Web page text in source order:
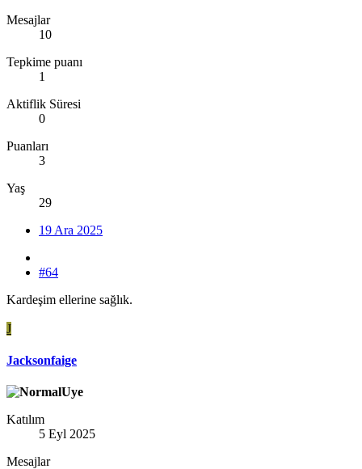
Mesajlar
10
Tepkime puanı
1
Aktiflik Süresi
0
Puanları
3
Yaş
29
19 Ara 2025
#64
Kardeşim ellerine sağlık.
J
Jacksonfaige
Katılım
5 Eyl 2025
Mesajlar